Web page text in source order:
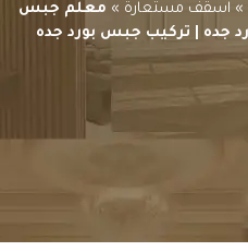
» اسقف مستعارة » معلم جبس
جده | تركيب جبس بورد جده